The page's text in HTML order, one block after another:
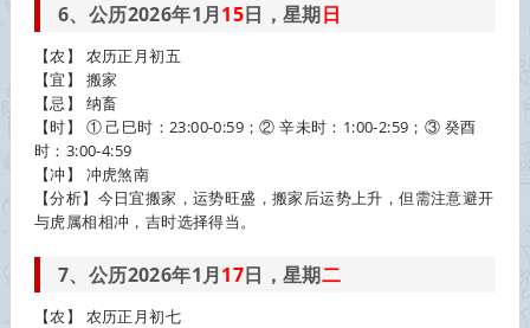
6、公历2026年1月15日，星期日
【农】 农历正月初五
【宜】 搬家
【忌】 纳畜
【时】 ① 己巳时：23:00-0:59；② 辛未时：1:00-2:59；③ 癸酉
时：3:00-4:59
【冲】 冲虎煞南
【分析】今日宜搬家，运势旺盛，搬家后运势上升，但需注意避开
与虎属相相冲，吉时选择得当。
7、公历2026年1月17日，星期二
【农】 农历正月初七